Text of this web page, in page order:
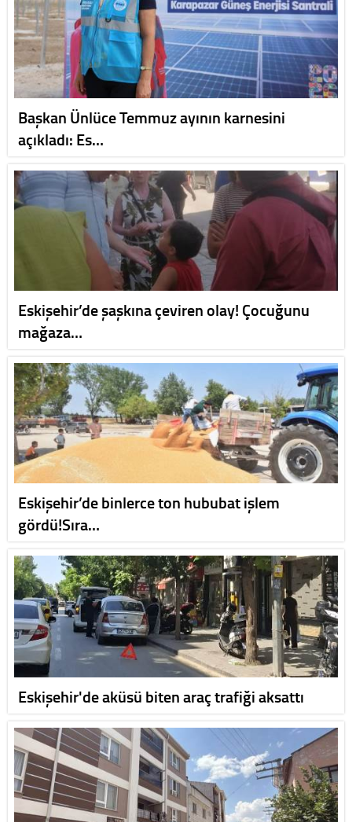
Başkan Ünlüce Temmuz ayının karnesini
açıkladı: Es…
Eskişehir’de şaşkına çeviren olay! Çocuğunu
mağaza…
Eskişehir’de binlerce ton hububat işlem
gördü!Sıra…
Eskişehir'de aküsü biten araç trafiği aksattı